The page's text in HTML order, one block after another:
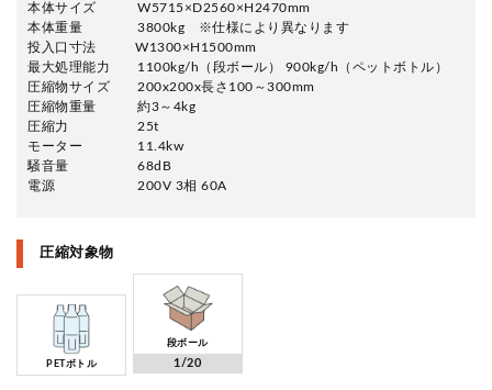
本体サイズ W5715×D2560×H2470mm
本体重量 3800kg ※仕様により異なります
投入口寸法 W1300×H1500mm
最大処理能力 1100kg/h（段ボール） 900kg/h（ペットボトル）
圧縮物サイズ 200x200x長さ100～300mm
圧縮物重量 約3～4kg
圧縮力 25t
モーター 11.4kw
騒音量 68dB
電源 200V 3相 60A
圧縮対象物
PETボトル
段ボール
1/20